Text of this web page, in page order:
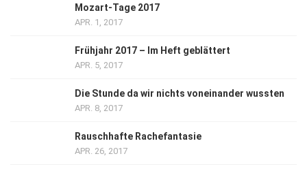
Mozart-Tage 2017
APR. 1, 2017
Frühjahr 2017 – Im Heft geblättert
APR. 5, 2017
Die Stunde da wir nichts voneinander wussten
APR. 8, 2017
Rauschhafte Rachefantasie
APR. 26, 2017